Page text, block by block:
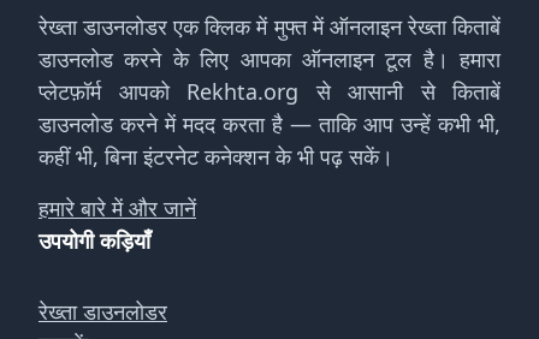
रेख्ता डाउनलोडर एक क्लिक में मुफ्त में ऑनलाइन रेख्ता किताबें
डाउनलोड करने के लिए आपका ऑनलाइन टूल है। हमारा
प्लेटफ़ॉर्म आपको Rekhta.org से आसानी से किताबें
डाउनलोड करने में मदद करता है — ताकि आप उन्हें कभी भी,
कहीं भी, बिना इंटरनेट कनेक्शन के भी पढ़ सकें।
हमारे बारे में और जानें
उपयोगी कड़ियाँ
रेख्ता डाउनलोडर